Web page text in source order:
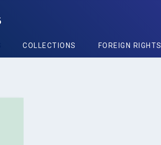
COLLECTIONS FOREIGN RIGHTS